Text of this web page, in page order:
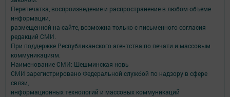
Перепечатка, воспроизведение и распространение в любом объеме
информации,
размещенной на сайте, возможна только с письменного согласия
редакций СМИ.
При поддержке Республиканского агентства по печати и массовым
коммуникациям.
Наименование СМИ: Шешминская новь
СМИ зарегистрировано Федеральной службой по надзору в сфере
связи,
информационных технологий и массовых коммуникаций